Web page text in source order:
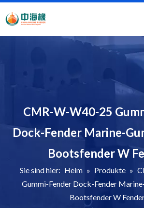
CMR-W-W40-25
Dock-Fender Marine-
Bootsfender W
Sie sind hier: Heim » Produkte »
Gummi-Fender Dock-Fender
Bootsfender W